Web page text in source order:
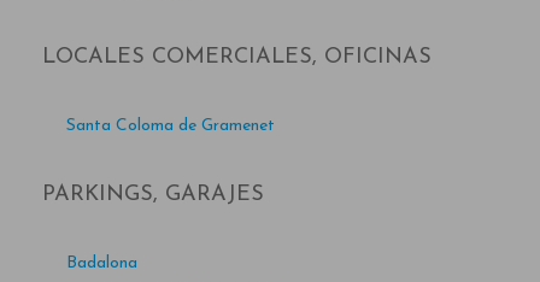
LOCALES COMERCIALES, OFICINAS
Santa Coloma de Gramenet
PARKINGS, GARAJES
Badalona